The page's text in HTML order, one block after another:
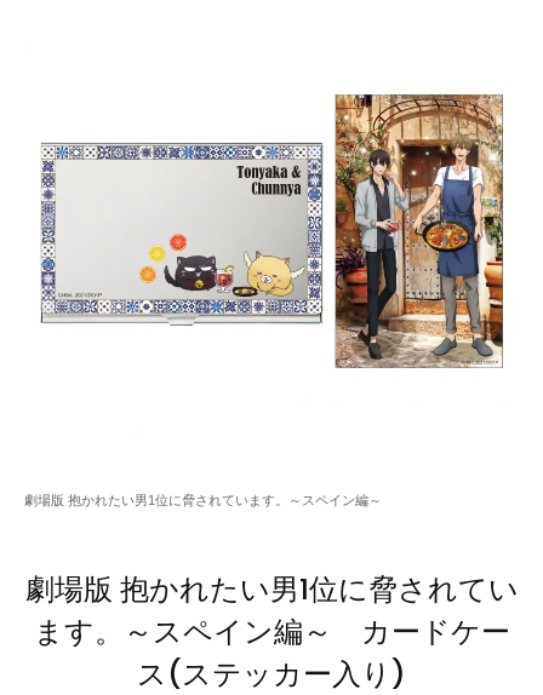
劇場版 抱かれたい男1位に脅されています。～スペイン編～
劇場版 抱かれたい男1位に脅されてい
ます。～スペイン編～ カードケー
ス(ステッカー入り)